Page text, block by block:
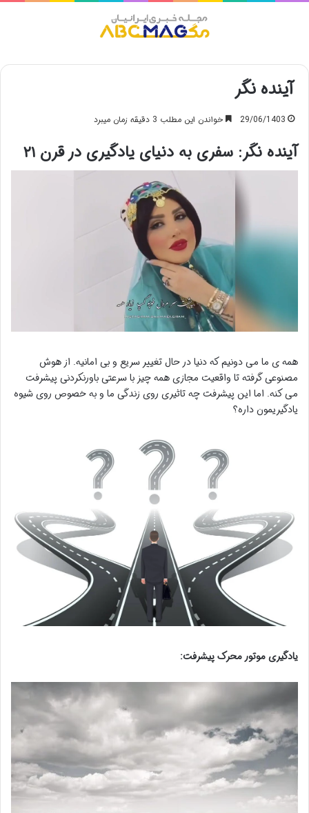
آینده نگر
29/06/1403 خواندن این مطلب 3 دقیقه زمان میبرد
آینده نگر: سفری به دنیای یادگیری در قرن ۲۱
همه ی ما می دونیم که دنیا در حال تغییر سریع و بی امانیه. از هوش
مصنوعی گرفته تا واقعیت مجازی همه چیز با سرعتی باورنکردنی پیشرفت
می کنه. اما این پیشرفت چه تاثیری روی زندگی ما و به خصوص روی شیوه
یادگیریمون داره؟
یادگیری موتور محرک پیشرفت: